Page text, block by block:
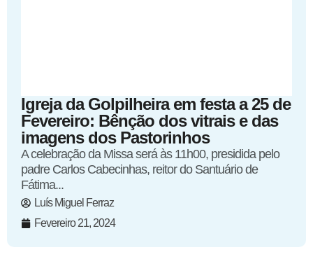
Igreja da Golpilheira em festa a 25 de
Fevereiro: Bênção dos vitrais e das
imagens dos Pastorinhos
A celebração da Missa será às 11h00, presidida pelo
padre Carlos Cabecinhas, reitor do Santuário de
Fátima...
Luís Miguel Ferraz
Fevereiro 21, 2024